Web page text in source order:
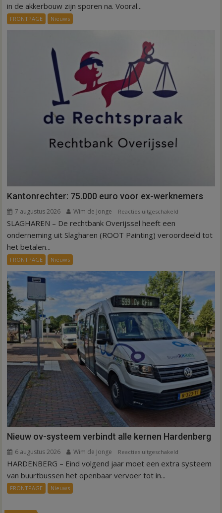
in de akkerbouw zijn sporen na. Vooral...
FRONTPAGE Nieuws
Kantonrechter: 75.000 euro voor ex-werknemers
7 augustus 2026 Wim de Jonge Reacties uitgeschakeld
75.000
werknemers
SLAGHAREN – De rechtbank Overijssel heeft een
onderneming uit Slagharen (ROOT Painting) veroordeeld tot
het betalen...
FRONTPAGE Nieuws
Nieuw ov-systeem verbindt alle kernen Hardenberg
6 augustus 2026 Wim de Jonge Reacties uitgeschakeld
Nieuw
HARDENBERG – Eind volgend jaar moet een extra systeem
van buurtbussen het openbaar vervoer tot in...
FRONTPAGE Nieuws